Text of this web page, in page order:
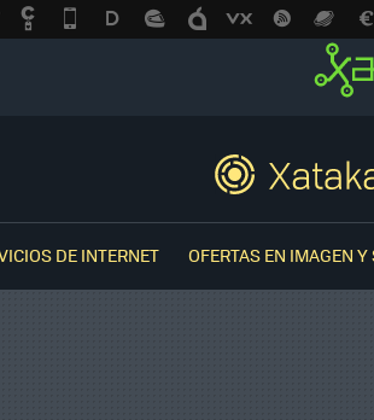
DE INTERNET OFERTAS EN IMAGEN Y